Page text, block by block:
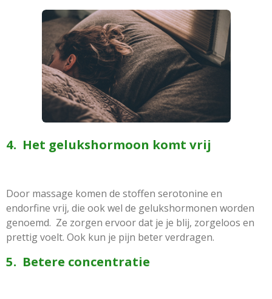
4. Het gelukshormoon komt vrij
Door massage komen de stoffen serotonine en
endorfine vrij, die ook wel de gelukshormonen worden
genoemd. Ze zorgen ervoor dat je je blij, zorgeloos en
prettig voelt. Ook kun je pijn beter verdragen.
5. Betere concentratie